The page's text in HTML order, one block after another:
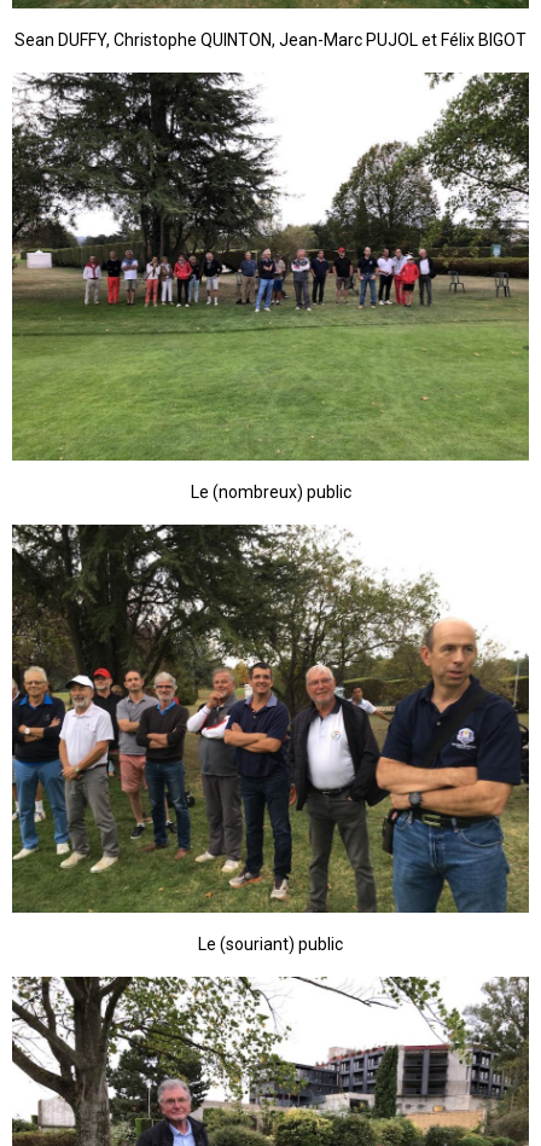
Sean DUFFY, Christophe QUINTON, Jean-Marc PUJOL et Félix BIGOT
Le (nombreux) public
Le (souriant) public